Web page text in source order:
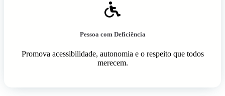
Pessoa com Deficiência
Promova acessibilidade, autonomia e o respeito que todos
merecem.